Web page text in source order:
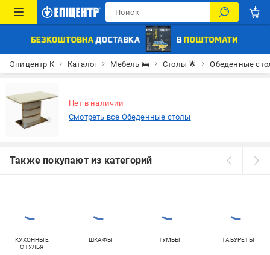
Эпицентр К Каталог Мебель 🛌 Столы 🌟 Обеденные
Нет в наличии
Смотреть все Обеденные столы
Также покупают из категорий
КУХОННЫЕ
СТУЛЬЯ
ШКАФЫ ТУМБЫ ТАБУРЕТЫ